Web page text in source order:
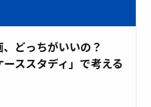
どっちがいいの？
ーススタディ」で考える